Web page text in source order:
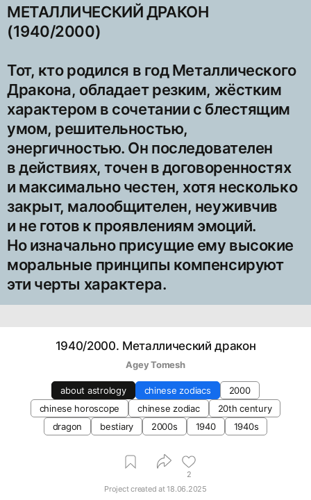
МЕТАЛЛИЧЕСКИЙ ДРАКОН
(1940/2000)
Тот, кто родился в год Металлического
Дракона, обладает резким, жёстким
характером в сочетании с блестящим
умом, решительностью,
энергичностью. Он последователен
в действиях, точен в договоренностях
и максимально честен, хотя несколько
закрыт, малообщителен, неуживчив
и не готов к проявлениям эмоций.
Но изначально присущие ему высокие
моральные принципы компенсируют
эти черты характера.
1940/2000. Металлический дракон
Agey Tomesh
about astrology chinese zodiacs
2000
chinese horoscope
chinese zodiac
20th century
dragon
bestiary 2000s 1940 1940s
2
Project created at18.06.2025